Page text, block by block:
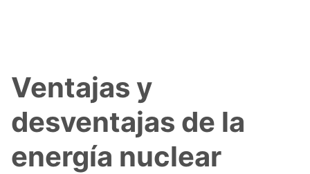
Ventajas y
desventajas de la
energía nuclear